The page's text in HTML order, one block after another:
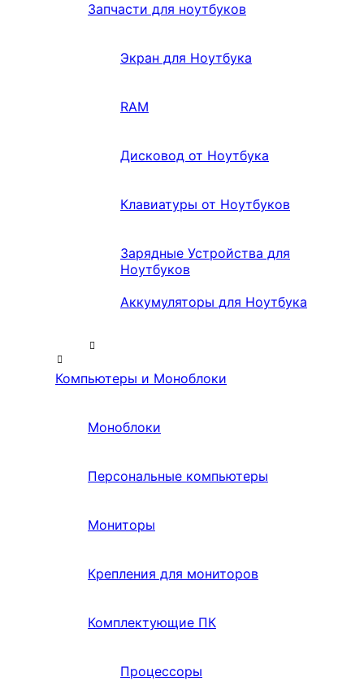
Запчасти для ноутбуков
Экран для Ноутбука
RAM
Дисковод от Ноутбука
Клавиатуры от Ноутбуков
Зарядные Устройства для
Ноутбуков
Аккумуляторы для Ноутбука
Компьютеры и Моноблоки
Моноблоки
Персональные компьютеры
Мониторы
Крепления для мониторов
Комплектующие ПК
Процессоры